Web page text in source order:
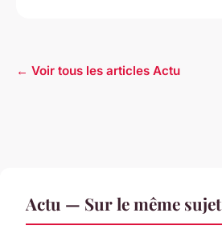
← Voir tous les articles Actu
Actu — Sur le même sujet